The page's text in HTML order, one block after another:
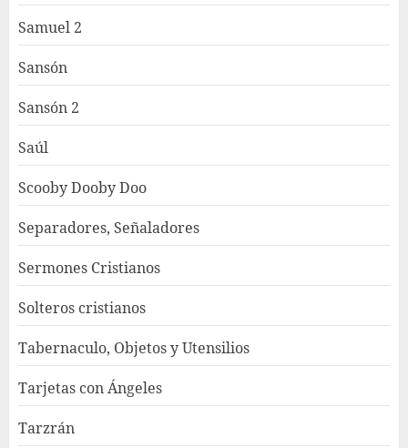
Samuel 2
Sansón
Sansón 2
Saúl
Scooby Dooby Doo
Separadores, Señaladores
Sermones Cristianos
Solteros cristianos
Tabernaculo, Objetos y Utensilios
Tarjetas con Ángeles
Tarzrán